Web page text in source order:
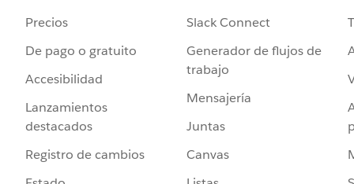
Precios
De pago o gratuito
Accesibilidad
Lanzamientos
destacados
Registro de cambios
Slack Connect
Generador de flujos de
trabajo
Mensajería
Juntas
Canvas